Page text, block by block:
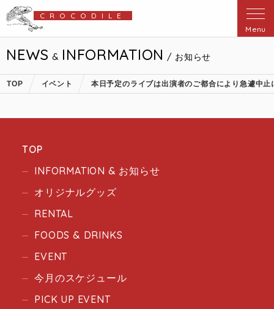
CROCODILE
Menu
NEWS & INFORMATION / お知らせ
TOP イベント 本日予定のライブは出演者のご都合により急遽中止
TOP
INFORMATION & お知らせ
オリジナルグッズ
RENTAL
FOODS & DRINKS
EVENT
今月のスケジュール
PICK UP EVENT